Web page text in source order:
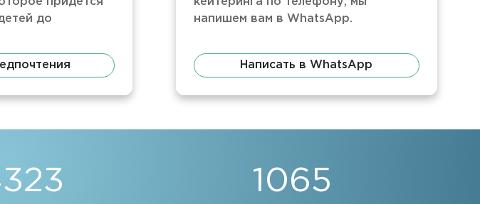
до
напишем вам в WhatsApp.
Написать в WhatsApp
1065